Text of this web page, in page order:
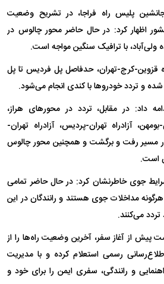
پلیس راه فراجا، در تشریح وضعیت
اظهار کرد: در حال حاضر محور چالوس در
با ترافیک سنگین مواجه است.
قزوین-کرج-تهران، حدفاصل پل فردیس تا پل
و تردد خودروها با کندی انجام می‌شود.
داد: در مقابل، تردد در محورهای هراز،
آزادراه تهران-پردیس، آزادراه تهران-
مسیر رفت و برگشت و همچنین محور چالوس
است.
جوی خاطرنشان کرد: در حال حاضر تمامی
مداخلات جوی هستند و رانندگان در این
می‌کنند.
پیش از آغاز سفر، آخرین وضعیت راه‌ها را از
رسمی استعلام کرده و با مدیریت
و رانندگی، سفری ایمن را برای خود و